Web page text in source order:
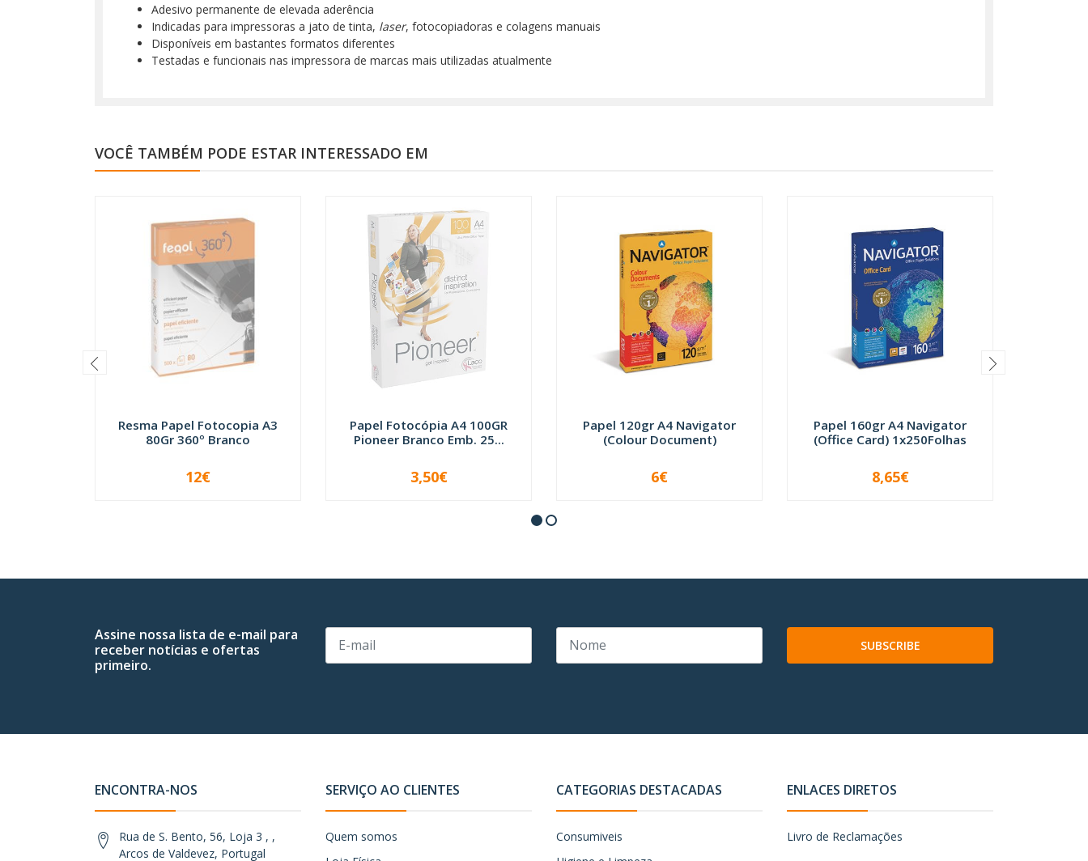
Adesivo permanente de elevada aderência
Indicadas para impressoras a jato de tinta, laser, fotocopiadoras e colagens manuais
Disponíveis em bastantes formatos diferentes
Testadas e funcionais nas impressora de marcas mais utilizadas atualmente
VOCÊ TAMBÉM PODE ESTAR INTERESSADO EM
Resma Papel Fotocopia A3
80Gr 360º Branco
INDISPONÍVEL
12€
Papel Fotocópia A4 100GR
Pioneer Branco Emb. 25...
INDISPONÍVEL
3,50€
Papel 120gr A4 Navigator
(Colour Document)
6€
Papel 160gr A4 Navigator
(Office Card) 1x250Folhas
+
8,65€
Assine nossa lista de e-mail para
receber notícias e ofertas
primeiro.
SUBSCRIBE
ENCONTRA-NOS
Rua de S. Bento, 56, Loja 3 , ,
Arcos de Valdevez, Portugal
SERVIÇO AO CLIENTES
Quem somos
CATEGORIAS DESTACADAS
Consumiveis
ENLACES DIRETOS
Livro de Reclamações